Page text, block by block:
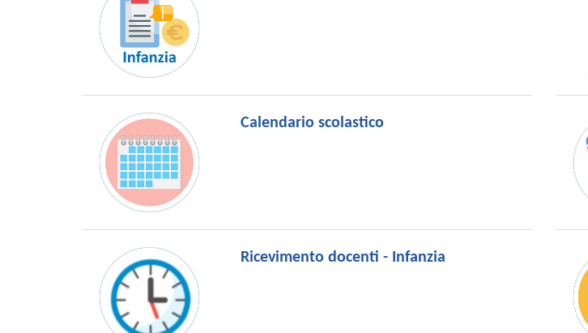
Calendario scolastico
Ricevimento docenti - Infanzia